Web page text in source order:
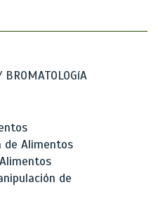
de Alimentos
de